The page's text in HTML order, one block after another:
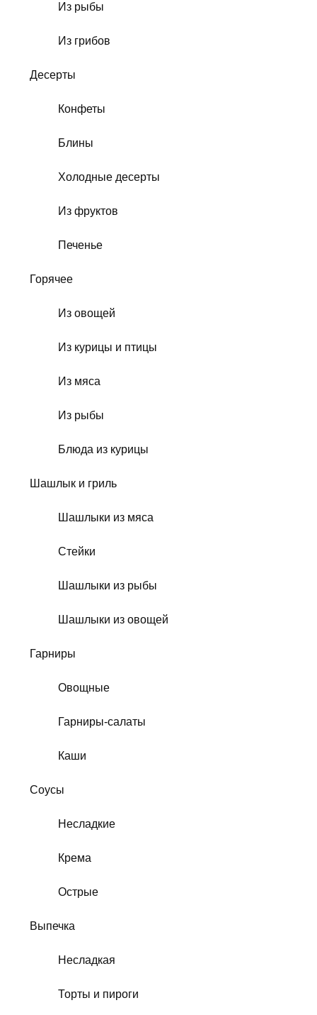
Из рыбы
Из грибов
Десерты
Конфеты
Блины
Холодные десерты
Из фруктов
Печенье
Горячее
Из овощей
Из курицы и птицы
Из мяса
Из рыбы
Блюда из курицы
Шашлык и гриль
Шашлыки из мяса
Стейки
Шашлыки из рыбы
Шашлыки из овощей
Гарниры
Овощные
Гарниры-салаты
Каши
Соусы
Несладкие
Крема
Острые
Выпечка
Несладкая
Торты и пироги